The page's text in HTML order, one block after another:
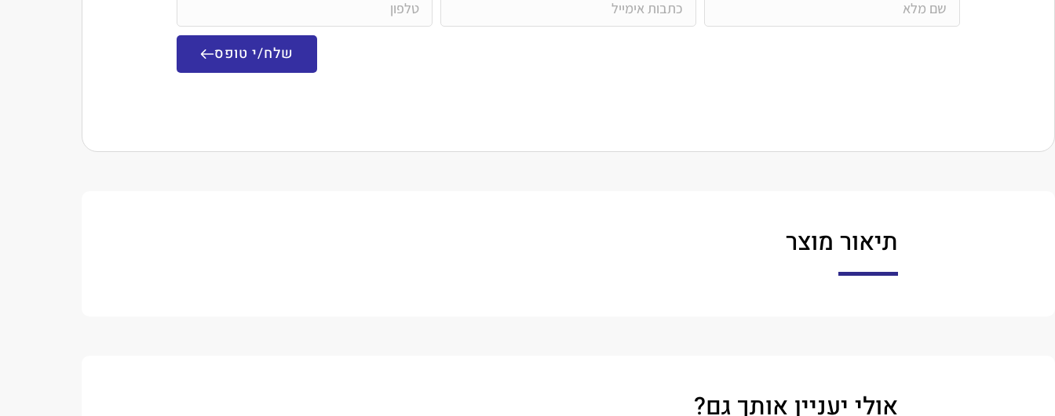
שלח/י טופס
תיאור מוצר
אולי יעניין אותך גם?